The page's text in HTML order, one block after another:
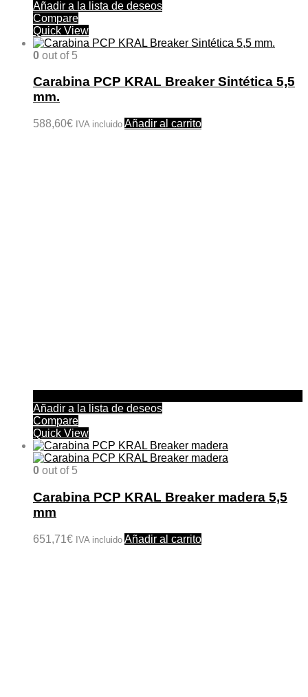
Añadir a la lista de deseos
Compare
Quick View
0 out of 5
Carabina PCP KRAL Breaker Sintética 5,5
mm.
588,60€ IVA incluido Añadir al carrito
Añadir a la lista de deseos
Compare
Quick View
0 out of 5
Carabina PCP KRAL Breaker madera 5,5
mm
651,71€ IVA incluido Añadir al carrito